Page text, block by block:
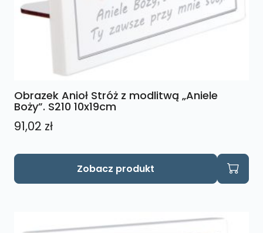
Obrazek Anioł Stróż z modlitwą „Aniele
Boży”. S210 10x19cm
91,02 zł
Zobacz produkt